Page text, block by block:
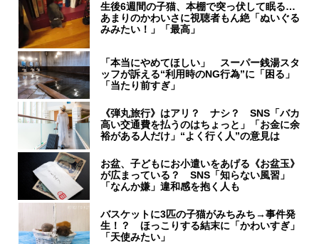
生後6週間の子猫、本棚で突っ伏して眠る…
あまりのかわいさに視聴者もん絶「ぬいぐる
みみたい！」「最高」
「本当にやめてほしい」 スーパー銭湯スタ
ッフが訴える“利用時のNG行為”に「困る」
「当たり前すぎ」
《弾丸旅行》はアリ？ ナシ？ SNS「バカ
高い交通費を払うのはちょっと」「お金に余
裕がある人だけ」“よく行く人”の意見は
お盆、子どもにお小遣いをあげる《お盆玉》
が広まっている？ SNS「知らない風習」
「なんか嫌」違和感を抱く人も
バスケットに3匹の子猫がみちみち→事件発
生！？ ほっこりする結末に「かわいすぎ」
「天使みたい」